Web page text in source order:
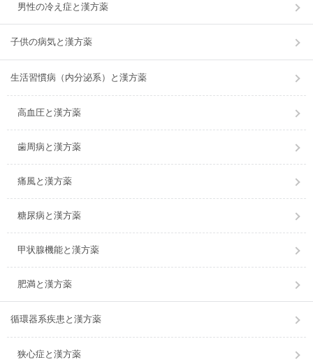
男性の冷え症と漢方薬
子供の病気と漢方薬
生活習慣病（内分泌系）と漢方薬
高血圧と漢方薬
歯周病と漢方薬
痛風と漢方薬
糖尿病と漢方薬
甲状腺機能と漢方薬
肥満と漢方薬
循環器系疾患と漢方薬
狭心症と漢方薬